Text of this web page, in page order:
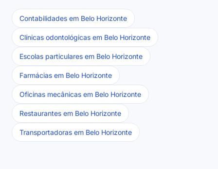
Contabilidades em Belo Horizonte
Clínicas odontológicas em Belo Horizonte
Escolas particulares em Belo Horizonte
Farmácias em Belo Horizonte
Oficinas mecânicas em Belo Horizonte
Restaurantes em Belo Horizonte
Transportadoras em Belo Horizonte